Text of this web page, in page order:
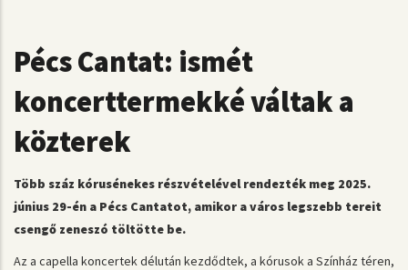
Pécs Cantat: ismét
koncerttermekké váltak a
közterek
Több száz kórusénekes részvételével rendezték meg 2025.
június 29-én a Pécs Cantatot, amikor a város legszebb tereit
csengő zeneszó töltötte be.
Az a capella koncertek délután kezdődtek, a kórusok a Színház téren,